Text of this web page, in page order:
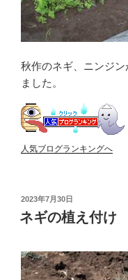
秋作のネギ、ニンジ
ました。
人気ブログランキングへ
投
稿
日:
2023年7月30日
ネギの植え付け